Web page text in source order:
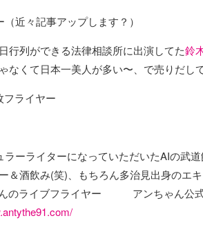
近々記事アップします？）
行列ができる法律相談所に出演してた鈴
なくて日本一美人が多い〜、で売りだし
フライヤー
ラーライターになっていただいたAIの武
＆酒飲み(笑)、もちろん多治見出身のエ
のライブフライヤー アンちゃん公式